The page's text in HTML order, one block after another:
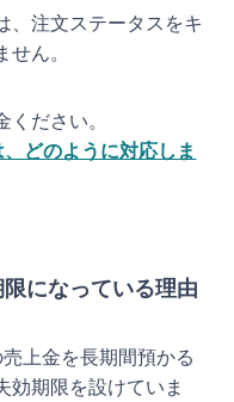
、注文ステータスをキ
ん。
ださい。
どのように対応しま
になっている理由
上金を長期間預かる
効期限を設けていま